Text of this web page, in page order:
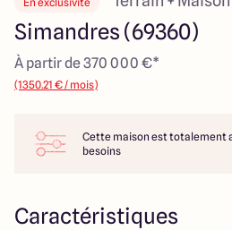
Qui sommes-nous
Maisons ARLOGIS Lyon Est
Simandres (69360)
À partir de 370 000 €*
(1350.21 € / mois)
Cette maison est totalement
besoins
Caractéristiques